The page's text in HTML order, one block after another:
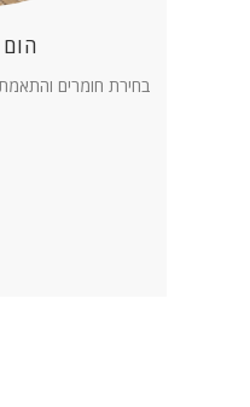
הום
בחירת חומרים